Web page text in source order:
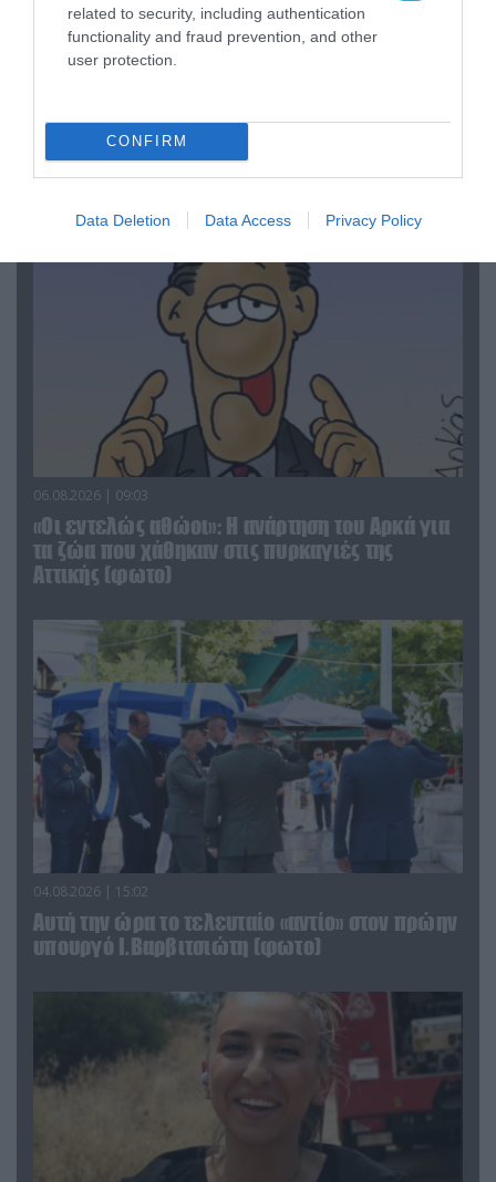
related to security, including authentication
functionality and fraud prevention, and other
user protection.
CONFIRM
Data Deletion Data Access Privacy Policy
«Επιχείρηση ελεύθερα πεζοδρόμια» στην
Αθήνα: Απομακρύνθηκαν παράνομα
αντικείμενα από κοινόχρηστους χώρους
06.08.2026 | 09:03
«Οι εντελώς αθώοι»: Η ανάρτηση του Αρκά για
τα ζώα που χάθηκαν στις πυρκαγιές της
Αττικής (φωτο)
04.08.2026 | 15:02
Αυτή την ώρα το τελευταίο «αντίο» στον πρώην
υπουργό Ι.Βαρβιτσιώτη (φωτο)